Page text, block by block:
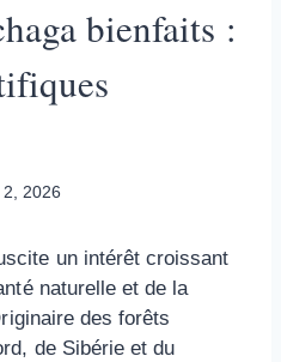
bienfaits :
2, 2026
un intérêt croissant
naturelle et de la
des forêts
de Sibérie et du